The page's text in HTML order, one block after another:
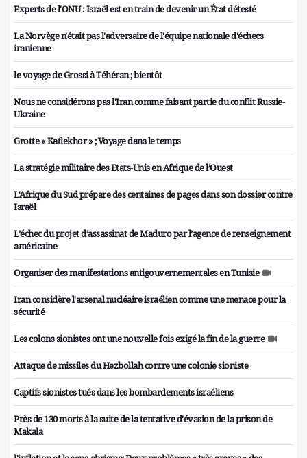
Experts de l'ONU : Israël est en train de devenir un État détesté
La Norvège n'était pas l'adversaire de l'équipe nationale d'échecs
iranienne
le voyage de Grossi à Téhéran ; bientôt
Nous ne considérons pas l'Iran comme faisant partie du conflit Russie-
Ukraine
Grotte « Katlekhor » ; Voyage dans le temps
La stratégie militaire des Etats-Unis en Afrique de l’Ouest
L'Afrique du Sud prépare des centaines de pages dans son dossier contre
Israël
L’échec du projet d’assassinat de Maduro par l’agence de renseignement
américaine
Organiser des manifestations antigouvernementales en Tunisie
Iran considère l'arsenal nucléaire israélien comme une menace pour la
sécurité
Les colons sionistes ont une nouvelle fois exigé la fin de la guerre
Attaque de missiles du Hezbollah contre une colonie sioniste
Captifs sionistes tués dans les bombardements israéliens
Près de 130 morts à la suite de la tentative d'évasion de la prison de
Makala